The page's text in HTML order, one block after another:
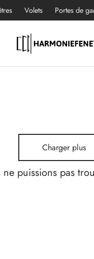
Volets Portes de
puissions pas
Charger plus